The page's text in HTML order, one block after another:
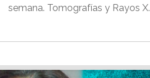
semana. Tomografías y Rayos X.